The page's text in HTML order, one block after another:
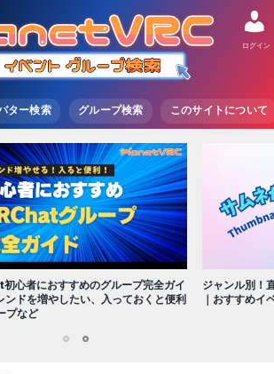
ター検索 グループ検索 このサイトについて
ログイン
心者におすすめのグループ完全ガイ
ンドを増やしたい、入っておくと便利
プなど
ジャンル別！
｜おすすめイ